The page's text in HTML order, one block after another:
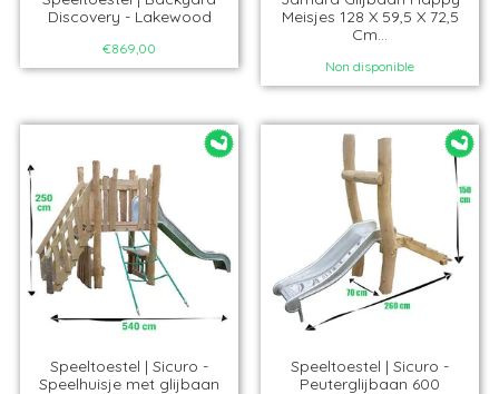
Discovery - Lakewood
€869,00
Meisjes 128 X 59,5 X 72,5
Cm...
Non disponible
Speeltoestel | Sicuro -
Speelhuisje met glijbaan
Speeltoestel | Sicuro -
Peuterglijbaan 600